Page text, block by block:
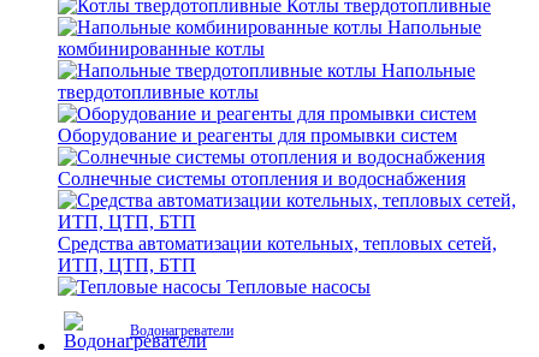
Котлы твердотопливные
Напольные
комбинированные котлы
Напольные
твердотопливные котлы
Оборудование и реагенты для промывки систем
Солнечные системы отопления и водоснабжения
Средства автоматизации котельных, тепловых сетей,
ИТП, ЦТП, БТП
Тепловые насосы
Водонагреватели